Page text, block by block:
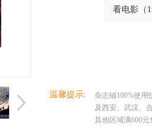
看电影（
温馨提示:
杂志铺100%使
及西安、武汉、
其他区域满600